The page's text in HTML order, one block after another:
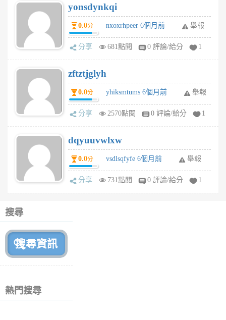
yonsdynkqi
0.0分 nxoxrhpeer 6個月前 舉報
分享 681點閱 0 評論/給分 1
zftztjglyh
0.0分 yhiksmtums 6個月前 舉報
分享 2570點閱 0 評論/給分 1
dqyuuvwlxw
0.0分 vsdlsqfyfe 6個月前 舉報
分享 731點閱 0 評論/給分 1
搜尋
熱門搜尋